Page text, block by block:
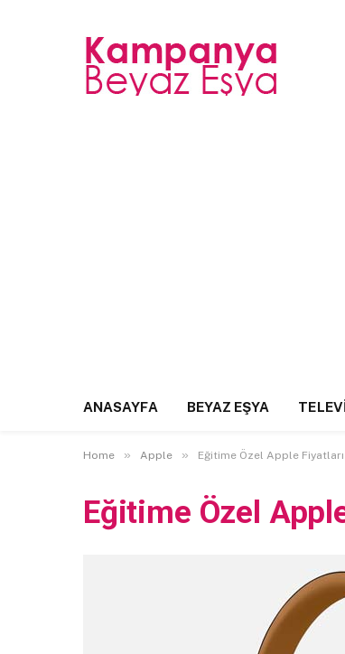
ANASAYFA BEYAZ EŞYA
Home » Apple » Eğitime Özel Apple Fiyatları
Eğitime Özel